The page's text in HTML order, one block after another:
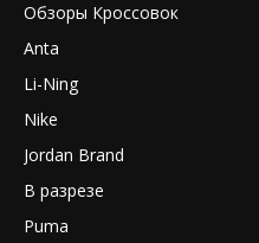
Обзоры Кроссовок
Anta
Li-Ning
Nike
Jordan Brand
В разрезе
Puma